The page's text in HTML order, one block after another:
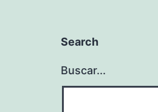
Search
Buscar...